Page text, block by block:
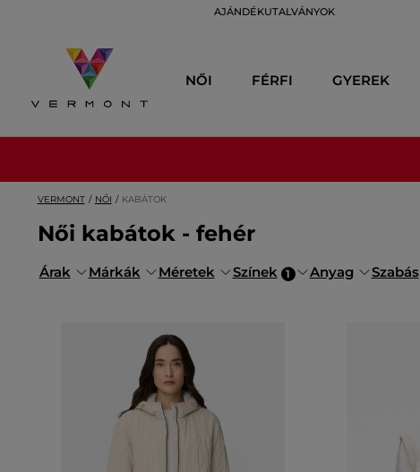
AJÁNDÉKUTALVÁNYOK
NŐI FÉRFI GYEREK
VERMONT NŐI KABÁTOK
Női kabátok - fehér
Árak Márkák Méretek Színek 1 Anyag Szabás